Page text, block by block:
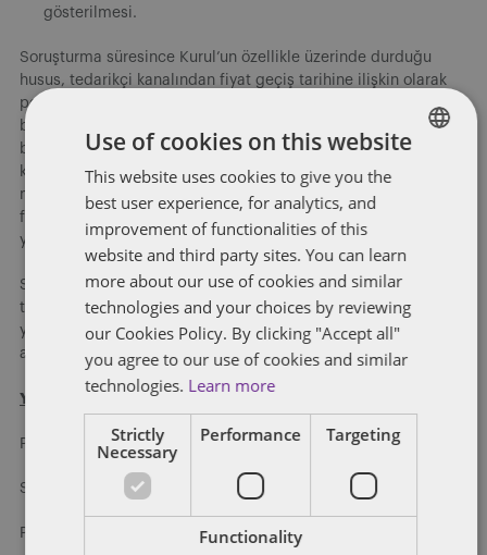
gösterilmesi.
Soruşturma süresince Kurul’un özellikle üzerinde durduğu
husus, tedarikçi kanalından fiyat geçiş tarihine ilişkin olarak
perakendecilere yapılan baskılardı. Marketler tarafından da
benzer baskıların geldiği ve tedarikçilerin diğer oyuncularla
birlikte tüm piyasayı aynı anda fiyat geçişi uygulamak üzere
koordine ettiği şeklindeki görünümlere Kurul’un son derece
muhafazakâr bir yaklaşım içerisindeydi. Bu kapsamda raf
fiyatı geçiş tarihlerinin tedarikçilerle bir müzakere konusu
yapılmaması da yine alınacak önlemler arasındaydı.
Süreç içerisinde riskli bulunan ve sözlü savunma sırasında
tartışılan perakende şirket yetkilisi (P) ile sağlayıcı şirket
yetkilisi (S) arasındaki yazışma örneklerinden bazıları
aşağıdaki şekilde örneklendirilebilir:
Yazışma örneği 1:
P: Selam, X market fiyatını görüşebildiniz mi?
S: Yarın 13,10 TL olacak
P: Süper!
ENGLISH
Use of cookies on this website
This website uses cookies to give you the
best user experience, for analytics, and
improvement of functionalities of this
website and third party sites. You can learn
more about our use of cookies and similar
technologies and your choices by reviewing
our Cookies Policy. By clicking "Accept all"
you agree to our use of cookies and similar
technologies. Learn more
Strictly
Necessary
Performance Targeting
Functionality